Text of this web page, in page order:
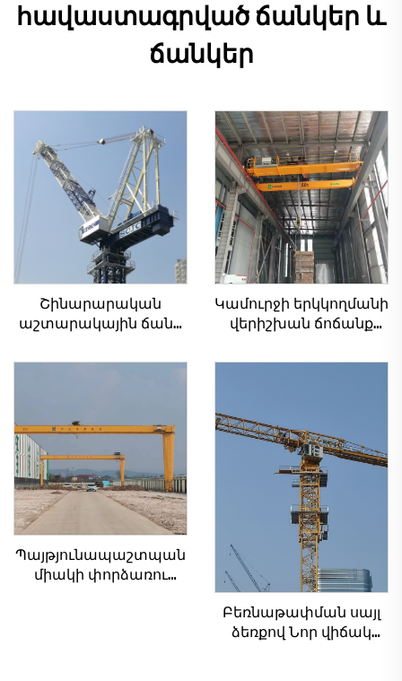
հավաստագրված ճանկեր և
ճանկեր
Շինարարական
աշտարակային ճանկ
բեռնամբարի
ատամնանիվի շարժիչ,
աստիճանավոր
ստորին մաս
Կամուրջի երկկողմանի
վերիշխան ճոճանք
ճոճանք կրաններ
հնարավորություններ
արդյունաբերական
սարքավորումներ և
սարքեր վաճառքի
համար
Պայթյունապաշտպան
միակի փորձառու
Բեռնաթափման սայլ
ձեռքով Նոր վիճակ